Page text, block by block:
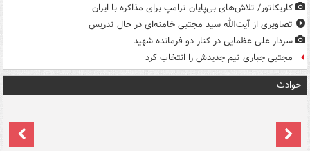
کاریکاتور/ تلاش‌های بی‌پایان ترامپ برای مذاکره با ایران
تصاویری از آیت‌الله سید مجتبی خامنه‌ای در حال تدریس
سردار علی عظمایی در کنار دو فرمانده شهید
مجتبی جباری تیم جدیدش را انتخاب کرد
حوادث